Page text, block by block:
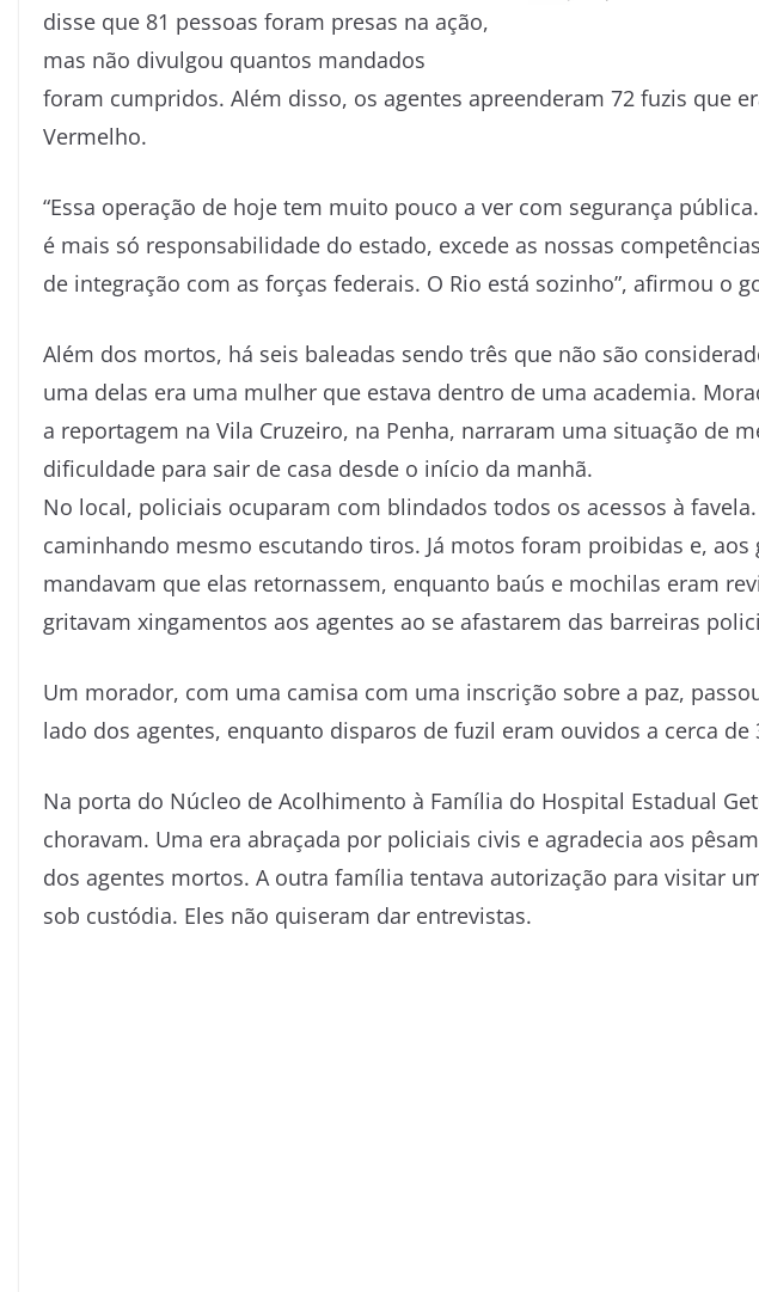
disse que 81 pessoas foram presas na ação,
mas não divulgou quantos mandados
foram cumpridos. Além disso, os agentes apreenderam 72 fuzis que
Vermelho.
“Essa operação de hoje tem muito pouco a ver com segurança
é mais só responsabilidade do estado, excede as nossas
de integração com as forças federais. O Rio está sozinho”, afirmou o
Além dos mortos, há seis baleadas sendo três que não são
uma delas era uma mulher que estava dentro de uma academia.
a reportagem na Vila Cruzeiro, na Penha, narraram uma situação de
dificuldade para sair de casa desde o início da manhã.
No local, policiais ocuparam com blindados todos os acessos à
caminhando mesmo escutando tiros. Já motos foram proibidas e, aos
mandavam que elas retornassem, enquanto baús e mochilas eram
gritavam xingamentos aos agentes ao se afastarem das barreiras
Um morador, com uma camisa com uma inscrição sobre a paz,
lado dos agentes, enquanto disparos de fuzil eram ouvidos a cerca de
Na porta do Núcleo de Acolhimento à Família do Hospital Estadual
choravam. Uma era abraçada por policiais civis e agradecia aos
dos agentes mortos. A outra família tentava autorização para visitar
sob custódia. Eles não quiseram dar entrevistas.